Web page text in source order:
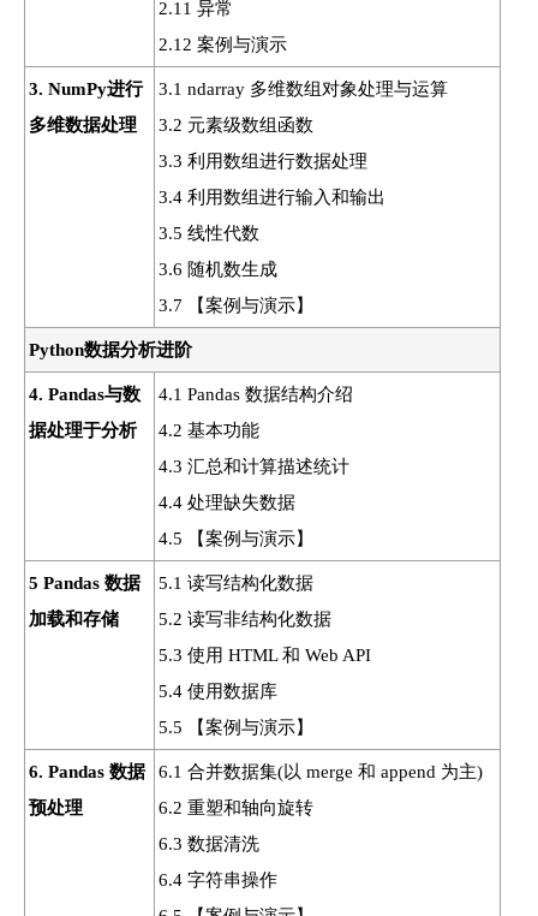
2.11 异常
2.12 案例与演示
3. NumPy进行
多维数据处理
3.1 ndarray 多维数组对象处理与运算
3.2 元素级数组函数
3.3 利用数组进行数据处理
3.4 利用数组进行输入和输出
3.5 线性代数
3.6 随机数生成
3.7 【案例与演示】
Python数据分析进阶
4. Pandas与数
据处理于分析
4.1 Pandas 数据结构介绍
4.2 基本功能
4.3 汇总和计算描述统计
4.4 处理缺失数据
4.5 【案例与演示】
5 Pandas 数据
加载和存储
5.1 读写结构化数据
5.2 读写非结构化数据
5.3 使用 HTML 和 Web API
5.4 使用数据库
5.5 【案例与演示】
6. Pandas 数据
预处理
6.1 合并数据集(以 merge 和 append 为主)
6.2 重塑和轴向旋转
6.3 数据清洗
6.4 字符串操作